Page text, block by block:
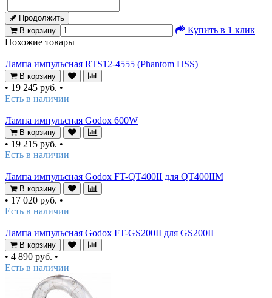
Продолжить
В корзину
Купить в 1 клик
Похожие товары
Лампа импульсная RTS12-4555 (Phantom HSS)
В корзину
• 19 245 руб. •
Есть в наличии
Лампа импульсная Godox 600W
В корзину
• 19 215 руб. •
Есть в наличии
Лампа импульсная Godox FT-QT400II для QT400IIM
В корзину
• 17 020 руб. •
Есть в наличии
Лампа импульсная Godox FT-GS200II для GS200II
В корзину
• 4 890 руб. •
Есть в наличии